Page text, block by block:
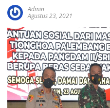
Admin
Agustus 23, 2021